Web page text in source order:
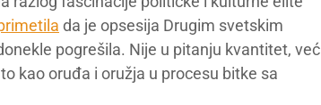
da je opsesija Drugim svetskim
pogrešila. Nije u pitanju kvantitet, već
kao oruđa i oružja u procesu bitke sa